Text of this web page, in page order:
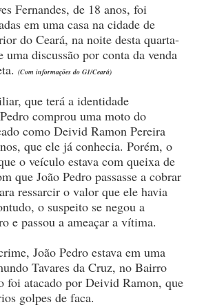
Fernandes, de 18 anos, foi
em uma casa na cidade de
do Ceará, na noite desta quarta-
discussão por conta da venda
(Com informações do G1/Ceará)
que terá a identidade
comprou uma moto do
como Deivid Ramon Pereira
que ele já conhecia. Porém, o
o veículo estava com queixa de
que João Pedro passasse a cobrar
ressarcir o valor que ele havia
o suspeito se negou a
e passou a ameaçar a vítima.
João Pedro estava em uma
Tavares da Cruz, no Bairro
foi atacado por Deivid Ramon, que
golpes de faca.